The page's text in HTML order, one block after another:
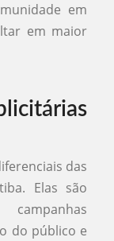
em
em maior
das
Elas são
do público e